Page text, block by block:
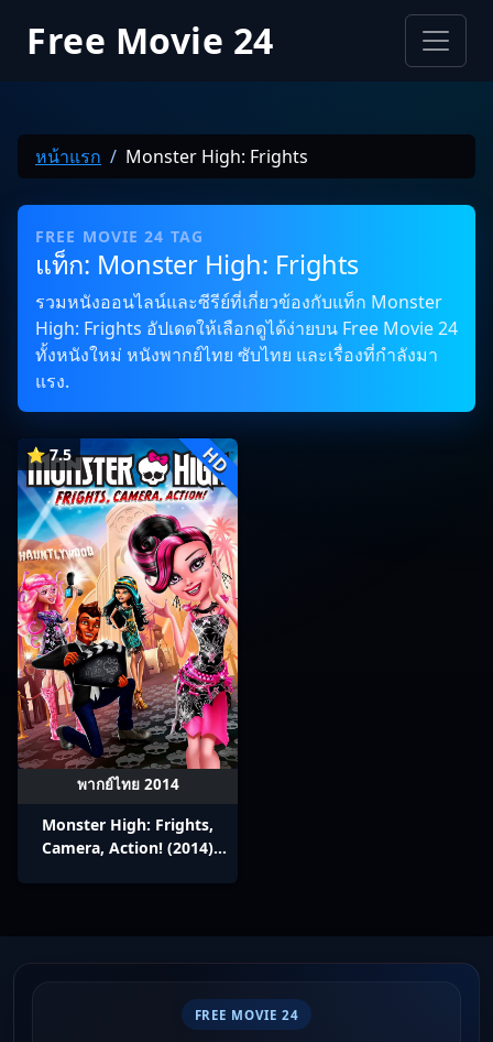
Free Movie 24
หน้าแรก Monster High: Frights
FREE MOVIE 24 TAG
แท็ก: Monster High: Frights
รวมหนังออนไลน์และซีรีย์ที่เกี่ยวข้องกับแท็ก Monster
High: Frights อัปเดตให้เลือกดูได้ง่ายบน Free Movie 24
ทั้งหนังใหม่ หนังพากย์ไทย ซับไทย และเรื่องที่กำลังมา
แรง.
⭐ 7.5 HD
พากย์ไทย 2014
Monster High: Frights,
Camera, Action! (2014)
FREE MOVIE 24